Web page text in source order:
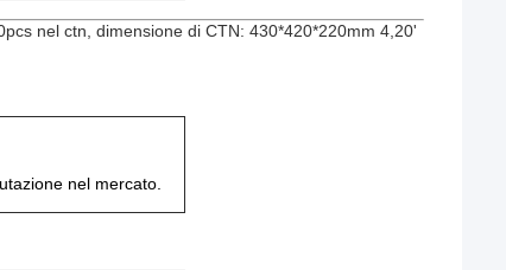
nel ctn, dimensione di CTN: 430*420*220mm 4,20'
nel mercato.